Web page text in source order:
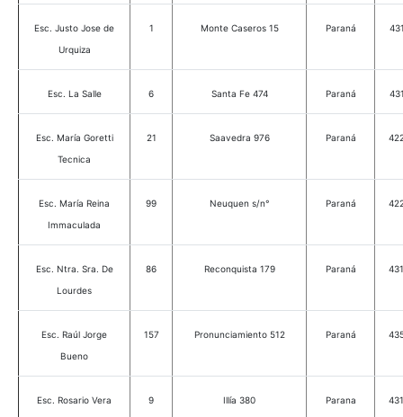
Esc. Justo Jose de
Urquiza
1 Monte Caseros 15 Paraná
Esc. La Salle 6 Santa Fe 474 Paraná
Esc. María Goretti
Tecnica
21 Saavedra 976 Paraná
Esc. María Reina
Immaculada
99 Neuquen s/n° Paraná
Esc. Ntra. Sra. De
Lourdes
86 Reconquista 179 Paraná
Esc. Raúl Jorge
Bueno
157 Pronunciamiento 512 Paraná
Esc. Rosario Vera
9 Illía 380 Parana